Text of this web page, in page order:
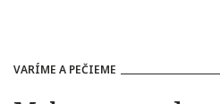
VARÍME A PEČIEME